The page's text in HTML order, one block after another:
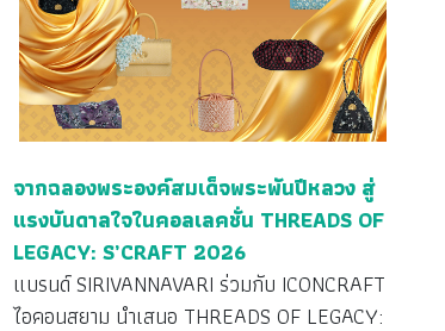
จากฉลองพระองค์สมเด็จพระพันปีหลวง สู่
แรงบันดาลใจในคอลเลคชั่น THREADS OF
LEGACY: S’CRAFT 2026
แบรนด์ SIRIVANNAVARI ร่วมกับ ICONCRAFT
ไอคอนสยาม นำเสนอ THREADS OF LEGACY: